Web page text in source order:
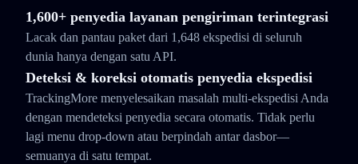
1,600+ penyedia layanan pengiriman terintegrasi
Lacak dan pantau paket dari 1,648 ekspedisi di seluruh
dunia hanya dengan satu API.
Deteksi & koreksi otomatis penyedia ekspedisi
TrackingMore menyelesaikan masalah multi-ekspedisi Anda
dengan mendeteksi penyedia secara otomatis. Tidak perlu
lagi menu drop-down atau berpindah antar dasbor—
semuanya di satu tempat.